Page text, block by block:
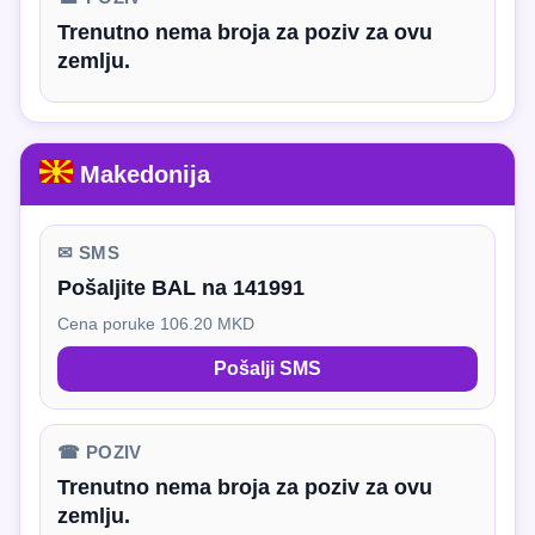
Trenutno nema broja za poziv za ovu
zemlju.
Makedonija
✉ SMS
Pošaljite BAL na 141991
Cena poruke 106.20 MKD
Pošalji SMS
☎ POZIV
Trenutno nema broja za poziv za ovu
zemlju.